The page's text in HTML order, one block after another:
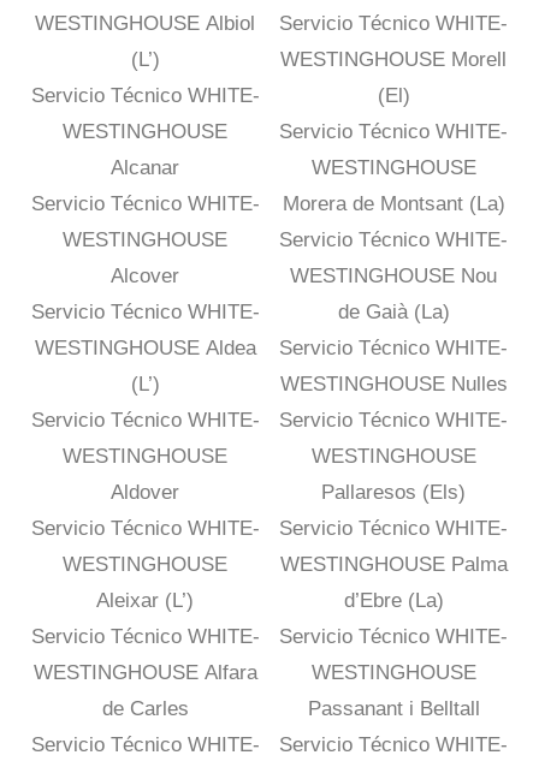
WESTINGHOUSE Albiol
(L’)
Servicio Técnico WHITE-
WESTINGHOUSE
Alcanar
Servicio Técnico WHITE-
WESTINGHOUSE
Alcover
Servicio Técnico WHITE-
WESTINGHOUSE Aldea
(L’)
Servicio Técnico WHITE-
WESTINGHOUSE
Aldover
Servicio Técnico WHITE-
WESTINGHOUSE
Aleixar (L’)
Servicio Técnico WHITE-
WESTINGHOUSE Alfara
de Carles
Servicio Técnico WHITE-
Servicio Técnico WHITE-
WESTINGHOUSE Morell
(El)
Servicio Técnico WHITE-
WESTINGHOUSE
Morera de Montsant (La)
Servicio Técnico WHITE-
WESTINGHOUSE Nou
de Gaià (La)
Servicio Técnico WHITE-
WESTINGHOUSE Nulles
Servicio Técnico WHITE-
WESTINGHOUSE
Pallaresos (Els)
Servicio Técnico WHITE-
WESTINGHOUSE Palma
d’Ebre (La)
Servicio Técnico WHITE-
WESTINGHOUSE
Passanant i Belltall
Servicio Técnico WHITE-